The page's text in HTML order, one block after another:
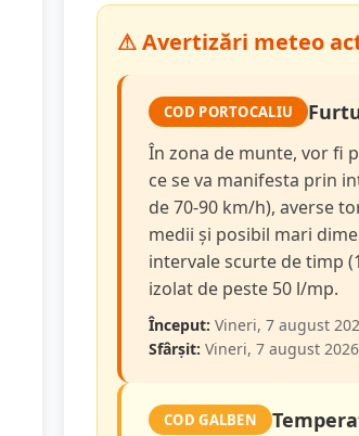
⚠ Avertizări meteo
COD PORTOCALIU
În zona de munte, vor fi
ce se va manifesta prin
de 70-90 km/h), averse
medii și posibil mari
intervale scurte de timp
izolat de peste 50 l/mp.
Început: Vineri, 7 august
Sfârșit: Vineri, 7 august
COD GALBEN